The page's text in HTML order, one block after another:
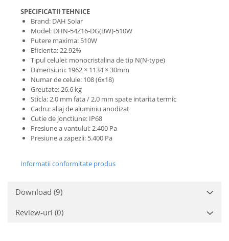
SPECIFICATII TEHNICE
Brand: DAH Solar
Model: DHN-54Z16-DG(BW)-510W
Putere maxima: 510W
Eficienta: 22.92%
Tipul celulei: monocristalina de tip N(N-type)
Dimensiuni: 1962 × 1134 × 30mm
Numar de celule: 108 (6x18)
Greutate: 26.6 kg
Sticla: 2,0 mm fata / 2,0 mm spate intarita termic
Cadru: aliaj de aluminiu anodizat
Cutie de jonctiune: IP68
Presiune a vantului: 2.400 Pa
Presiune a zapezii: 5.400 Pa
Informatii conformitate produs
Download (9)
Review-uri (0)